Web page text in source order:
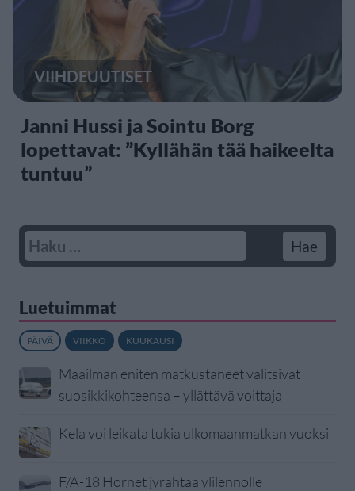
VIIHDEUUTISET
Janni Hussi ja Sointu Borg
lopettavat: ”Kyllähän tää haikeelta
tuntuu”
Luetuimmat
PÄIVÄ VIIKKO KUUKAUSI
Maailman eniten matkustaneet valitsivat
suosikkikohteensa – yllättävä voittaja
Kela voi leikata tukia ulkomaanmatkan vuoksi
F/A-18 Hornet jyrähtää ylilennolle